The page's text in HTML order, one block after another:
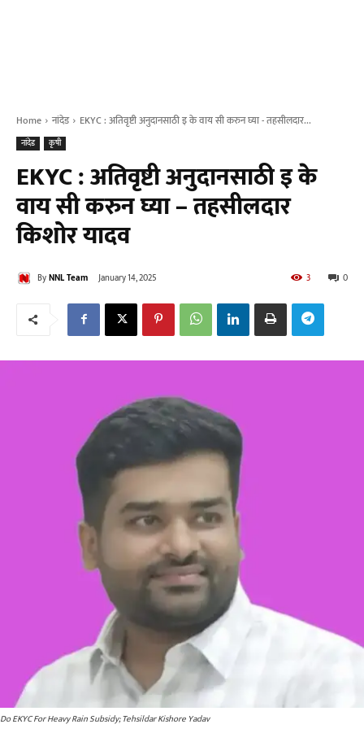
Home नांदेड EKYC : अतिवृष्टी अनुदानसाठी इ के वाय सी करुन घ्या - तहसीलदार...
नांदेड कृषी
EKYC : अतिवृष्टी अनुदानसाठी इ के
वाय सी करुन घ्या – तहसीलदार
किशोर यादव
ByNNL Team January 14, 2025 0
3
Do EKYC For Heavy Rain Subsidy; Tehsildar Kishore Yadav